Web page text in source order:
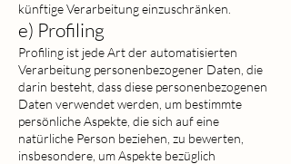
künftige Verarbeitung einzuschränken.
e) Profiling
Profiling ist jede Art der automatisierten
Verarbeitung personenbezogener Daten, die
darin besteht, dass diese personenbezogenen
Daten verwendet werden, um bestimmte
persönliche Aspekte, die sich auf eine
natürliche Person beziehen, zu bewerten,
insbesondere, um Aspekte bezüglich